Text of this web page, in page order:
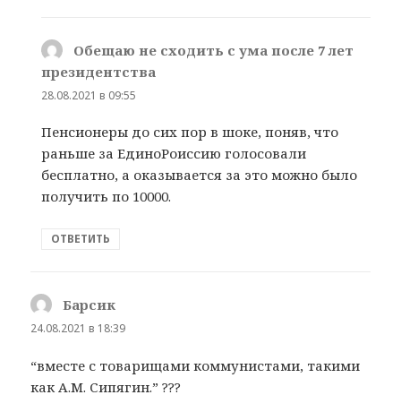
Обещаю не сходить с ума после 7 лет
президентства
28.08.2021 в 09:55
Пенсионеры до сих пор в шоке, поняв, что
раньше за ЕдиноРоиссию голосовали
бесплатно, а оказывается за это можно было
получить по 10000.
ОТВЕТИТЬ
Барсик
24.08.2021 в 18:39
“вместе с товарищами коммунистами, такими
как А.М. Сипягин.” ???